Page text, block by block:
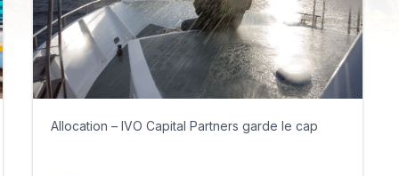
Allocation – IVO Capital Partners garde le cap